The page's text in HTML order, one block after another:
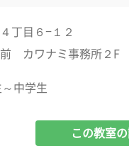
丁目６−１２
カワナミ事務所２F
中学生
この教室